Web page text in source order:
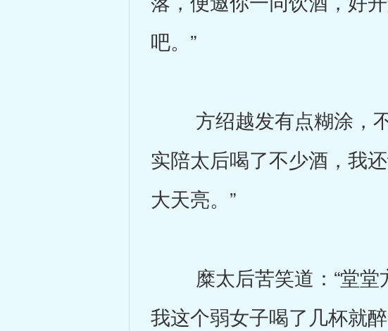
吧。”
方绍越发有点糊涂，不
实陪太后喝了不少酒，我
大天亮。”
糜太后苦笑道：“堂堂
我这个弱女子喝了几杯就